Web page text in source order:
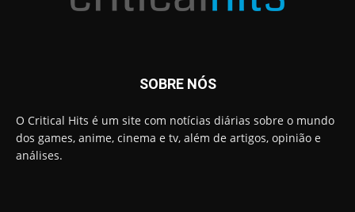
SOBRE NÓS
O Critical Hits é um site com notícias diárias sobre o mundo
dos games, anime, cinema e tv, além de artigos, opinião e
análises.